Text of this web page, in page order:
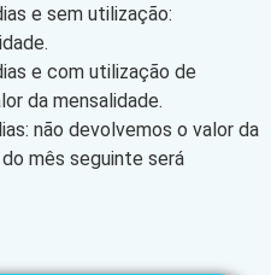
e sem utilização:
e com utilização de
da mensalidade.
não devolvemos o valor da
mês seguinte será